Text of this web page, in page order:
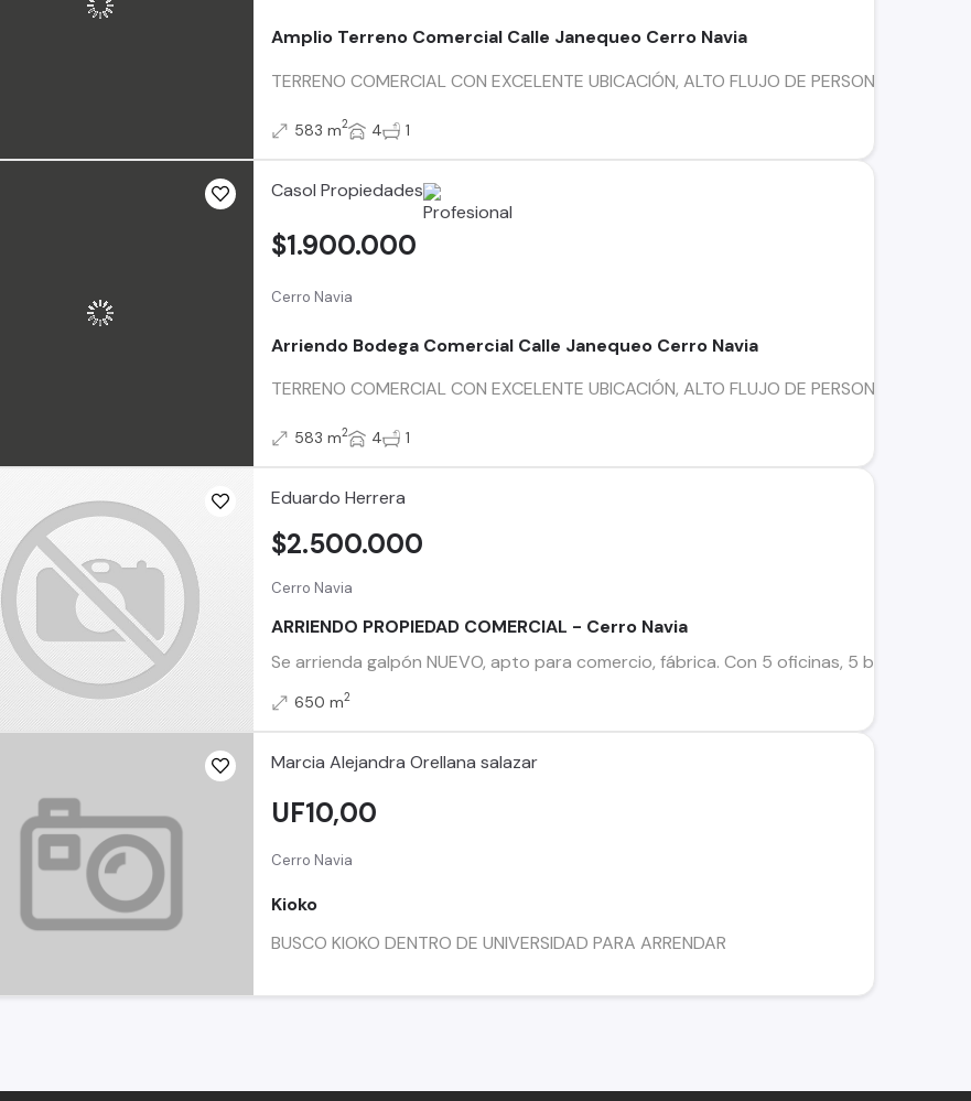
Amplio Terreno Comercial Calle Janequeo Cerro Navia
TERRENO COMERCIAL CON EXCELENTE UBICACIÓN, ALTO FLUJO DE
583 m2 4 1
Casol Propiedades
Cerro Navia
Arriendo Bodega Comercial Calle Janequeo Cerro Navia
TERRENO COMERCIAL CON EXCELENTE UBICACIÓN, ALTO FLUJO DE PERSONAS
$1.900.000
583 m2 4 1
Eduardo Herrera
Cerro Navia
ARRIENDO PROPIEDAD COMERCIAL - Cerro Navia
Se arrienda galpón NUEVO, apto para comercio, fábrica. Con 5 oficinas, 5 baños,
$2.500.000
650 m2
Marcia Alejandra Orellana salazar
Cerro Navia
Kioko
BUSCO KIOKO DENTRO DE UNIVERSIDAD PARA ARRENDAR
UF10,00